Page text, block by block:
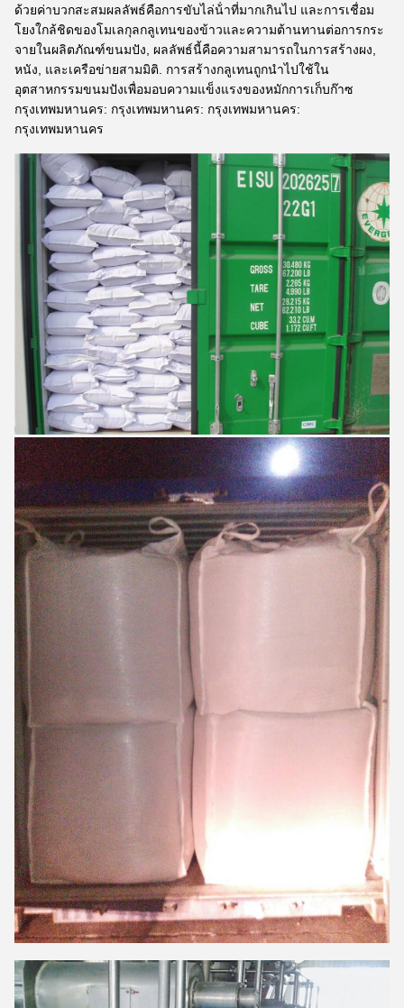
ด้วยค่าบวกสะสมผลลัพธ์คือการขับไล่น้ําที่มากเกินไป และการเชื่อม
โยงใกล้ชิดของโมเลกุลกลูเทนของข้าวและความต้านทานต่อการกระ
จายในผลิตภัณฑ์ขนมปัง, ผลลัพธ์นี้คือความสามารถในการสร้างผง,
หนัง, และเครือข่ายสามมิติ. การสร้างกลูเทนถูกนําไปใช้ใน
อุตสาหกรรมขนมปังเพื่อมอบความแข็งแรงของหมักการเก็บก๊าซ
กรุงเทพมหานคร: กรุงเทพมหานคร: กรุงเทพมหานคร:
กรุงเทพมหานคร